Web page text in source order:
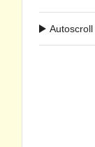
Autoscroll